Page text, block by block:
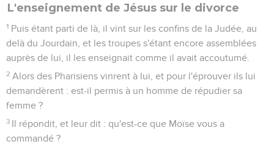
L'enseignement de Jésus sur le divorce
1 Puis étant parti de là, il vint sur les confins de la Judée, au
delà du Jourdain, et les troupes s'étant encore assemblées
auprès de lui, il les enseignait comme il avait accoutumé.
2 Alors des Pharisiens vinrent à lui, et pour l'éprouver ils lui
demandèrent : est-il permis à un homme de répudier sa
femme ?
3 Il répondit, et leur dit : qu'est-ce que Moïse vous a
commandé ?